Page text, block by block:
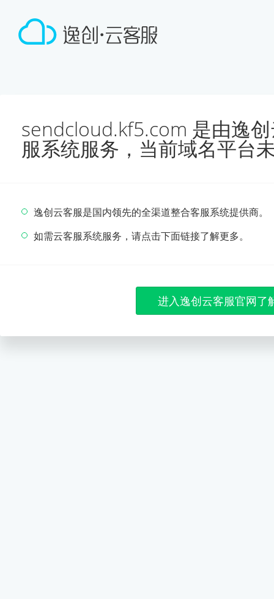
sendcloud.kf5.com 是由逸
服系统服务，当前域名平台
逸创云客服是国内领先的全渠道整合客服系统提供商。
如需云客服系统服务，请点击下面链接了解更多。
进入逸创云客服官网了